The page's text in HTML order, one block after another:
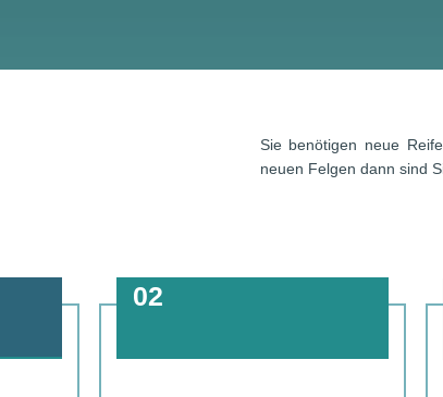
Sie benötigen neue
neuen Felgen dann sind
02